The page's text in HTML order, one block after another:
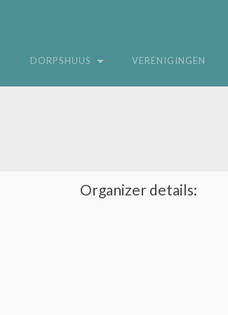
DORPSHUUS VERENIGINGEN
Organizer details: